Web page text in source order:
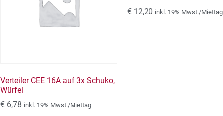
Verteiler CEE 16A auf 3x Schuko,
Würfel
€ 6,78 inkl. 19% Mwst./Miettag
€ 12,20 inkl. 19% Mwst./Miettag